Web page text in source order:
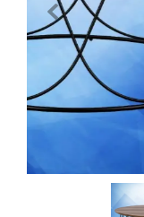
Previous